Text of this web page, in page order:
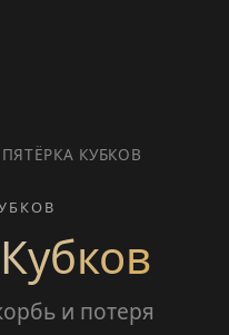
ПЯТЁРКА КУБКОВ
и потеря